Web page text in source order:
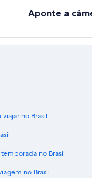
Aponte a
viajar no Brasil
no Brasil
no Brasil